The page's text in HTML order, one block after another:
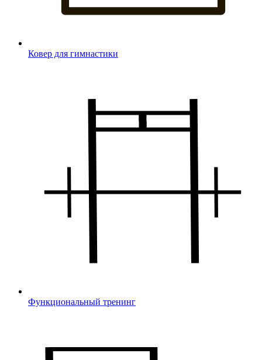
Ковер для гимнастики
Функциональный тренинг